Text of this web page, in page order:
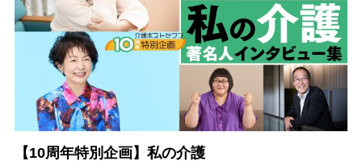
【10周年特別企画】私の介護